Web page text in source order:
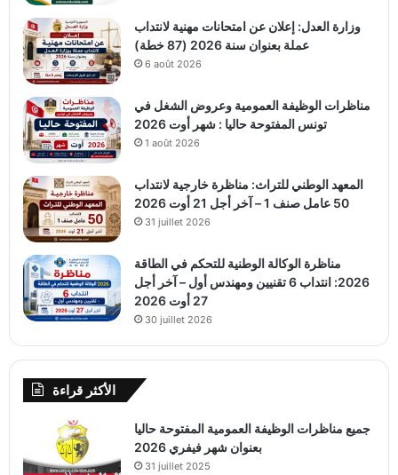
وزارة العدل: إعلان عن امتحانات مهنية لانتداب
عملة بعنوان سنة 2026 (87 خطة)
6 août 2026
مناظرات الوظيفة العمومية وعروض الشغل في
تونس المفتوحة حاليا : شهر أوت 2026
1 août 2026
المعهد الوطني للتراث: مناظرة خارجية لانتداب
50 عامل صنف 1 – آخر أجل 21 أوت 2026
31 juillet 2026
مناظرة الوكالة الوطنية للتحكم في الطاقة
2026: انتداب 6 تقنيين ومهندس أول – آخر أجل
27 أوت 2026
30 juillet 2026
الأكثر قراءة
جميع مناظرات الوظيفة العمومية المفتوحة حاليا
بعنوان شهر فيفري 2026
31 juillet 2025